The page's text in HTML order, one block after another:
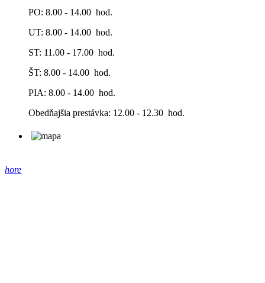
PO: 8.00 - 14.00 hod.
UT: 8.00 - 14.00 hod.
ST: 11.00 - 17.00 hod.
ŠT: 8.00 - 14.00 hod.
PIA: 8.00 - 14.00 hod.
Obedňajšia prestávka: 12.00 - 12.30 hod.
hore